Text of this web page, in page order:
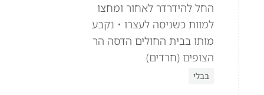
החל להידרדר לאחור ומחצו
למוות כשניסה לעצרו • נקבע
מותו בבית החולים הדסה הר
הצופים (חרדים)
בבלי